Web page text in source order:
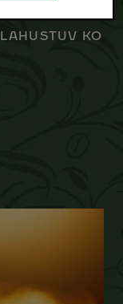
LAHUSTUV KOHV